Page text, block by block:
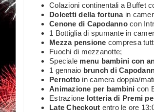
Colazioni continentali a Buffet
Dolcetti della fortunain
Cenone di Capodannocon
1 Bottiglia di spumante in
Mezza pensione compresa
Fuochi di mezzanotte;
Speciale menu bambini con
1 gennaio brunch di
Pernotto in camera doppia/
Animazione per bambini con
Estrazione lotteria di Premi
Late Checkout entro le ore